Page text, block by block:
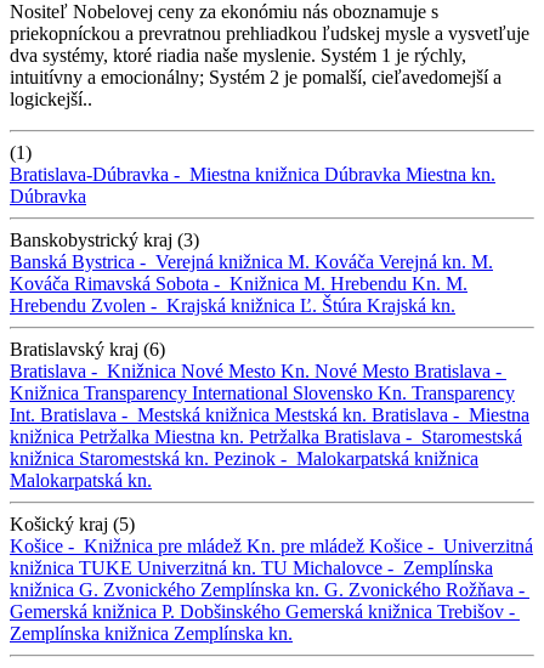
Nositeľ Nobelovej ceny za ekonómiu nás oboznamuje s
priekopníckou a prevratnou prehliadkou ľudskej mysle a vysvetľuje
dva systémy, ktoré riadia naše myslenie. Systém 1 je rýchly,
intuitívny a emocionálny; Systém 2 je pomalší, cieľavedomejší a
logickejší..
(1)
Bratislava-Dúbravka - Miestna knižnica Dúbravka Miestna kn.
Dúbravka
Banskobystrický kraj (3)
Banská Bystrica - Verejná knižnica M. Kováča Verejná kn. M.
Kováča Rimavská Sobota - Knižnica M. Hrebendu Kn. M.
Hrebendu Zvolen - Krajská knižnica Ľ. Štúra Krajská kn.
Bratislavský kraj (6)
Bratislava - Knižnica Nové Mesto Kn. Nové Mesto Bratislava -
Knižnica Transparency International Slovensko Kn. Transparency
Int. Bratislava - Mestská knižnica Mestská kn. Bratislava - Miestna
knižnica Petržalka Miestna kn. Petržalka Bratislava - Staromestská
knižnica Staromestská kn. Pezinok - Malokarpatská knižnica
Malokarpatská kn.
Košický kraj (5)
Košice - Knižnica pre mládež Kn. pre mládež Košice - Univerzitná
knižnica TUKE Univerzitná kn. TU Michalovce - Zemplínska
knižnica G. Zvonického Zemplínska kn. G. Zvonického Rožňava -
Gemerská knižnica P. Dobšinského Gemerská knižnica Trebišov -
Zemplínska knižnica Zemplínska kn.